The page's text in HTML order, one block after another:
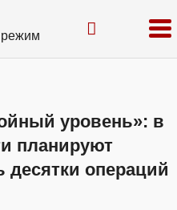
уровень»: в
планируют
десятки операций